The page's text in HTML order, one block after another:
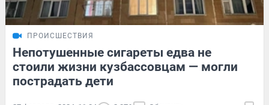
ПРОИСШЕСТВИЯ
Непотушенные сигареты едва не
стоили жизни кузбассовцам — могли
пострадать дети